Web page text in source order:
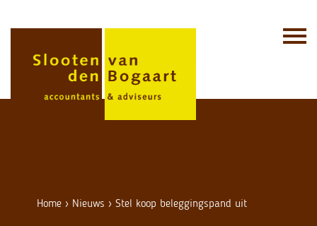
Home › Nieuws ›Stel koop beleggingspand uit